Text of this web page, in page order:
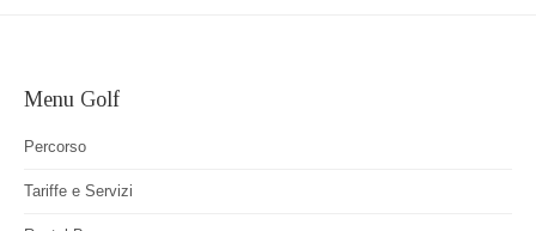
Menu Golf
Percorso
Tariffe e Servizi